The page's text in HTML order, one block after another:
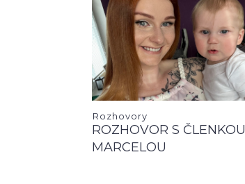
Rozhovory
ROZHOVOR S ČLENKOU
MARCELOU